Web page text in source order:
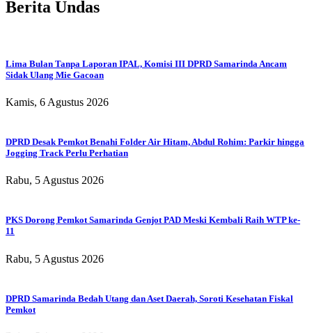
Berita Undas
Lima Bulan Tanpa Laporan IPAL, Komisi III DPRD Samarinda Ancam
Sidak Ulang Mie Gacoan
Kamis, 6 Agustus 2026
DPRD Desak Pemkot Benahi Folder Air Hitam, Abdul Rohim: Parkir hingga
Jogging Track Perlu Perhatian
Rabu, 5 Agustus 2026
PKS Dorong Pemkot Samarinda Genjot PAD Meski Kembali Raih WTP ke-
11
Rabu, 5 Agustus 2026
DPRD Samarinda Bedah Utang dan Aset Daerah, Soroti Kesehatan Fiskal
Pemkot